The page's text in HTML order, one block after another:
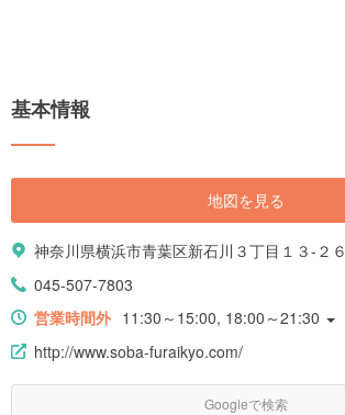
基本情報
地図を見る
神奈川県横浜市青葉区新石川３丁目１３-２６
045-507-7803
営業時間外 11:30～15:00, 18:00～21:30
http://www.soba-furaikyo.com/
Googleで検索